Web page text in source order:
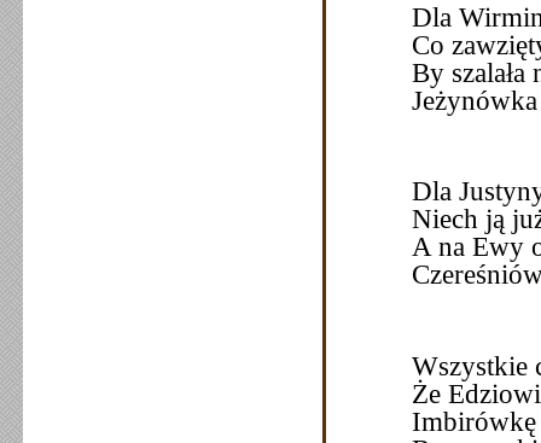
Dla
Co
By szalała
Dla
Niech ją
A na Ewy
Wszystkie
Że
Imbirówkę